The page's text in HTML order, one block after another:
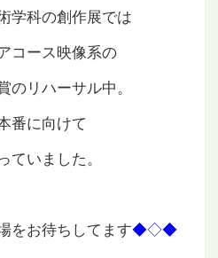
学科の創作展では
コース映像系の
リハーサル中。
番に向けて
ていました。
をお待ちしてます◆◇◆